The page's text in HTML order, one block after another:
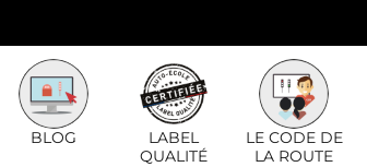
BLOG
LABEL
QUALITÉ
LE CODE DE
LA ROUTE